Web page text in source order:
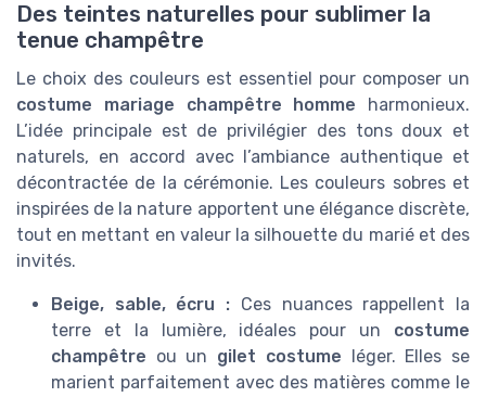
Des teintes naturelles pour sublimer la
tenue champêtre
Le choix des couleurs est essentiel pour composer un
costume mariage champêtre homme harmonieux.
L’idée principale est de privilégier des tons doux et
naturels, en accord avec l’ambiance authentique et
décontractée de la cérémonie. Les couleurs sobres et
inspirées de la nature apportent une élégance discrète,
tout en mettant en valeur la silhouette du marié et des
invités.
Beige, sable, écru : Ces nuances rappellent la
terre et la lumière, idéales pour un costume
champêtre ou un gilet costume léger. Elles se
marient parfaitement avec des matières comme le